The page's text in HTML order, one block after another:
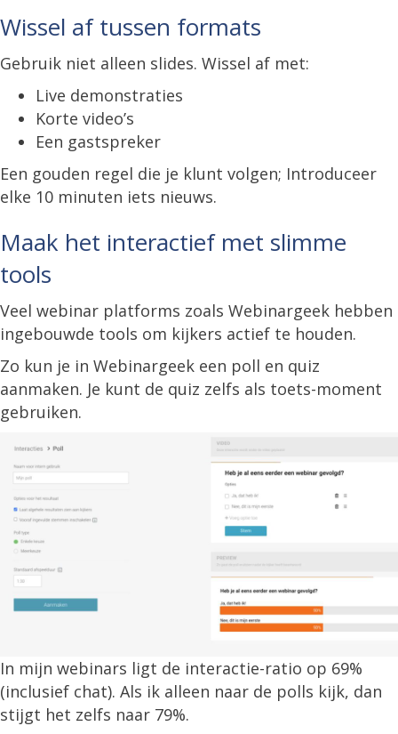
Wissel af tussen formats
Gebruik niet alleen slides. Wissel af met:
Live demonstraties
Korte video’s
Een gastspreker
Een gouden regel die je klunt volgen; Introduceer
elke 10 minuten iets nieuws.
Maak het interactief met slimme
tools
Veel webinar platforms zoals Webinargeek hebben
ingebouwde tools om kijkers actief te houden.
Zo kun je in Webinargeek een poll en quiz
aanmaken. Je kunt de quiz zelfs als toets-moment
gebruiken.
In mijn webinars ligt de interactie-ratio op 69%
(inclusief chat). Als ik alleen naar de polls kijk, dan
stijgt het zelfs naar 79%.